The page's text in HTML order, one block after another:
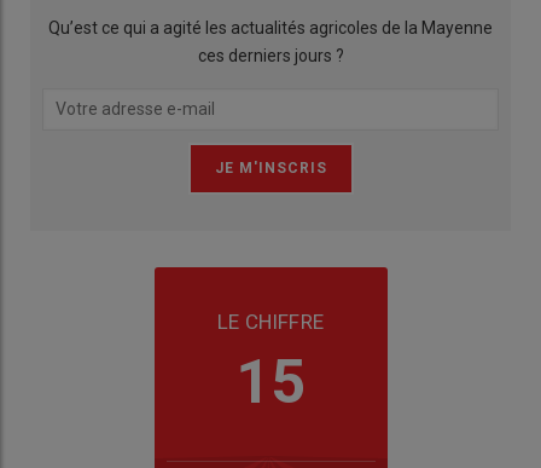
Qu’est ce qui a agité les actualités agricoles de la Mayenne
ces derniers jours ?
LE CHIFFRE
15